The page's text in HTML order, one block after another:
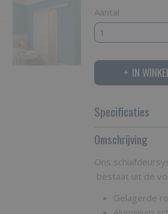
Aantal
IN
Specificaties
Productcode
Omschrijving
Ons
bestaat uit de
Gelagerde